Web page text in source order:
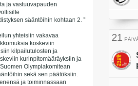
ja vastuuvapauden
sääntöihin kohtaan 2. ”
yhteisiin vakavaa
koskeviin
kilpailutulosten ja
kurinpitomääräyksiin ja
Olympiakomitean
sekä sen päätöksiin.
ja toiminnassaan